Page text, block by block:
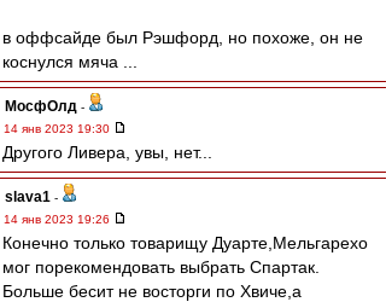
в оффсайде был Рэшфорд, но похоже, он не
коснулся мяча ...
МосфОлд -
14 янв 2023 19:30
Другого Ливера, увы, нет...
slava1 -
14 янв 2023 19:26
Конечно только товарищу Дуарте,Мельгарехо
мог порекомендовать выбрать Спартак.
Больше бесит не восторги по Хвиче,а